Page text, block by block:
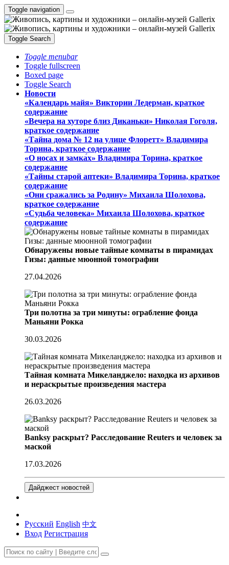
Toggle navigation
Toggle Search
Toggle menubar
Toggle fullscreen
Boxed page
Toggle Search
Новости
«Календарь майя» Виктории Ледерман, краткое
содержание
«Вечера на хуторе близ Диканьки» Николая Гоголя,
краткое содержание
«Тайна дома № 12 на улице Флоретт» Владимира
Торина, краткое содержание
«О носах и замка́х» Владимира Торина, краткое
содержание
«Тайны старой аптеки» Владимира Торина, краткое
содержание
«Они сражались за Родину» Михаила Шолохова,
краткое содержание
«Судьба человека» Михаила Шолохова, краткое
содержание
Обнаружены новые тайные комнаты в пирамидах
Гизы: данные мюонной томографии
27.04.2026
Три полотна за три минуты: ограбление фонда
Маньяни Рокка
30.03.2026
Тайная комната Микеланджело: находка из архивов
и нераскрытые произведения мастера
26.03.2026
Banksy раскрыт? Расследование Reuters и человек за
маской
17.03.2026
Дайджест новостей
Русский English 中文
Вход Регистрация